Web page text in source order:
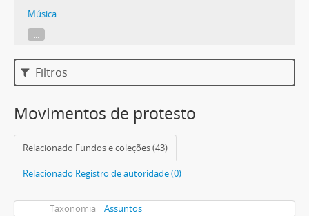
Música
...
Filtros
Movimentos de protesto
Relacionado Fundos e coleções (43)
Relacionado Registro de autoridade (0)
Taxonomia Assuntos